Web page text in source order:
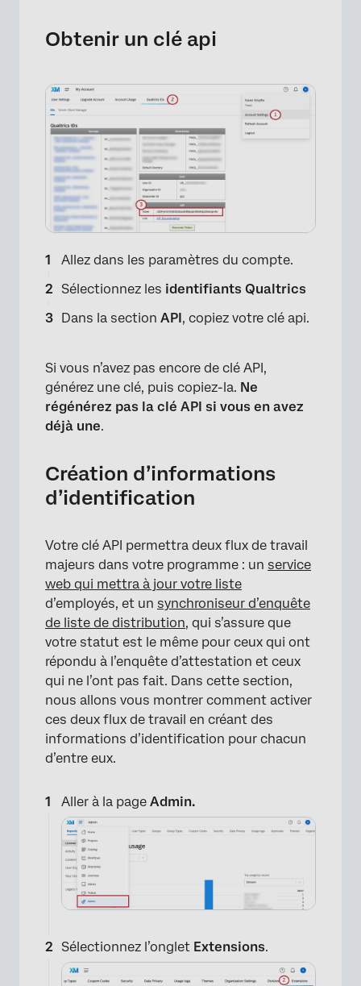
Obtenir un clé api
×
Allez dans les paramètres du compte.
Sélectionnez les identifiants Qualtrics
Dans la section API, copiez votre clé api.
Si vous n’avez pas encore de clé API,
générez une clé, puis copiez-la. Ne
régénérez pas la clé API si vous en avez
déjà une.
Création d’informations
d’identification
Votre clé API permettra deux flux de travail
majeurs dans votre programme : un service
web qui mettra à jour votre liste
d’employés, et un synchroniseur d’enquête
de liste de distribution, qui s’assure que
votre statut est le même pour ceux qui ont
répondu à l’enquête d’attestation et ceux
qui ne l’ont pas fait. Dans cette section,
nous allons vous montrer comment activer
ces deux flux de travail en créant des
informations d’identification pour chacun
d’entre eux.
Aller à la page Admin.
Sélectionnez l’onglet Extensions.